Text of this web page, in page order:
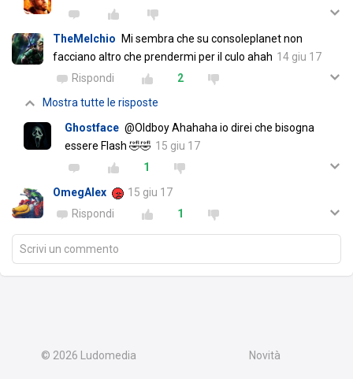
TheMelchio
Mi sembra che su consoleplanet non
facciano altro che prendermi per il culo ahah 14 giu 17
Rispondi
2
Mostra tutte le risposte
Ghostface @Oldboy Ahahaha io direi che bisogna
essere Flash 🤣🤣 15 giu 17
1
OmegAlex
15 giu 17
Rispondi
1
Scrivi un commento
© 2026 Ludomedia Novità